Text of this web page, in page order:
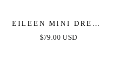
EILEEN MINI DRESS
- GLITTER DRAPE A-
$79.00 USD